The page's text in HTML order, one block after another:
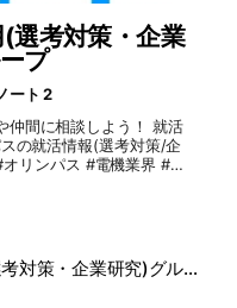
(選考対策・企業
プ
ート 2
仲間に相談しよう！ 就活
の就活情報(選考対策/企
張ったこと #志何望動機
活対策 #就活準備 #大手
ソニック / 富士通 / NE
【サントリー】就活用(選考対策・企業研究)グループ